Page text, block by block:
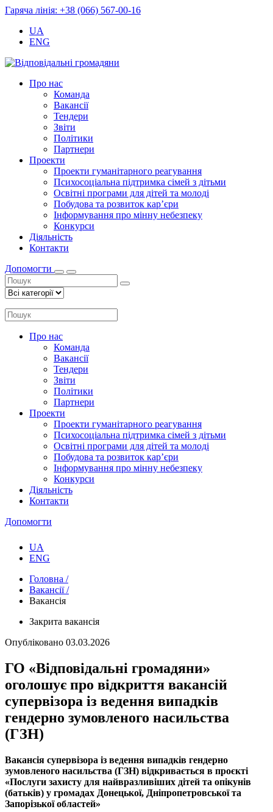
Гаряча лінія: +38 (066) 567-00-16
UA
ENG
Про нас
Команда
Вакансії
Тендери
Звіти
Політики
Партнери
Проекти
Проекти гуманітарного реагування
Психосоціальна підтримка сімей з дітьми
Освітні програми для дітей та молоді
Побудова та розвиток кар’єри
Інформування про мінну небезпеку
Конкурси
Діяльність
Контакти
Допомогти
Про нас
Команда
Вакансії
Тендери
Звіти
Політики
Партнери
Проекти
Проекти гуманітарного реагування
Психосоціальна підтримка сімей з дітьми
Освітні програми для дітей та молоді
Побудова та розвиток кар’єри
Інформування про мінну небезпеку
Конкурси
Діяльність
Контакти
Допомогти
UA
ENG
Головна /
Вакансії /
Вакансія
Закрита вакансія
Опубліковано 03.03.2026
ГО «Відповідальні громадяни»
оголошує про відкриття вакансій
супервізора із ведення випадків
гендерно зумовленого насильства
(ГЗН)
Вакансія супервізора із ведення випадків гендерно
зумовленого насильства (ГЗН) відкривається в проєкті
«Послуги захисту для найвразливіших дітей та опікунів
(батьків) у громадах Донецької, Дніпропетровської та
Запорізької областей»